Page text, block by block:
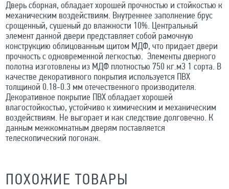
Дверь сборная, обладает хорошей прочностью и стойкостью к
механическим воздействиям. Внутреннее заполнение брус
срощенный, сушеный до влажности 10%. Центральный
элемент данной двери представляет собой рамочную
конструкцию облицованным щитом МДФ, что придает двери
прочность с одновременной легкостью. Элементы дверного
полотна изготовлены из МДФ плотностью 750 кг.м3 1 сорта. В
качестве декоративного покрытия используется ПВХ
толщиной 0.18-0.3 мм отечественного производителя.
Декоративное покрытие ПВХ обладает хорошей
влагостойкостью, устойчиво к химическим и механическим
воздействиям. Не выгорает и как следствие долговечно. К
данным межкомнатным дверям поставляется
телескопический погонаж.
ПОХОЖИЕ ТОВАРЫ